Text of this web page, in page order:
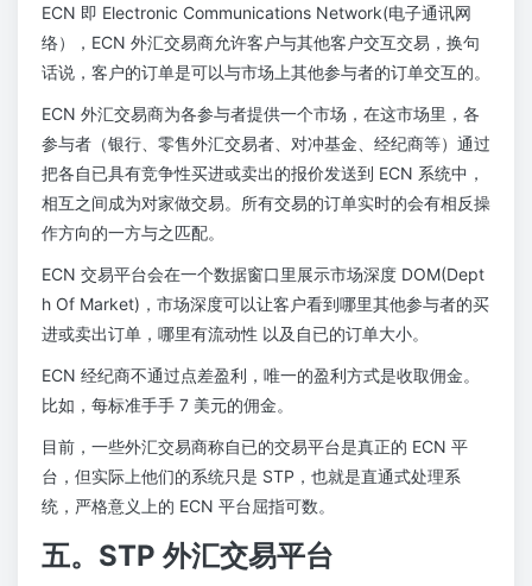
ECN 即 Electronic Communications Network(电子通讯网
络），ECN 外汇交易商允许客户与其他客户交互交易，换句
话说，客户的订单是可以与市场上其他参与者的订单交互的。
ECN 外汇交易商为各参与者提供一个市场，在这市场里，各
参与者（银行、零售外汇交易者、对冲基金、经纪商等）通过
把各自已具有竞争性买进或卖出的报价发送到 ECN 系统中，
相互之间成为对家做交易。所有交易的订单实时的会有相反操
作方向的一方与之匹配。
ECN 交易平台会在一个数据窗口里展示市场深度 DOM(Dept
h Of Market)，市场深度可以让客户看到哪里其他参与者的买
进或卖出订单，哪里有流动性 以及自已的订单大小。
ECN 经纪商不通过点差盈利，唯一的盈利方式是收取佣金。
比如，每标准手手 7 美元的佣金。
目前，一些外汇交易商称自已的交易平台是真正的 ECN 平
台，但实际上他们的系统只是 STP，也就是直通式处理系
统，严格意义上的 ECN 平台屈指可数。
五。STP 外汇交易平台